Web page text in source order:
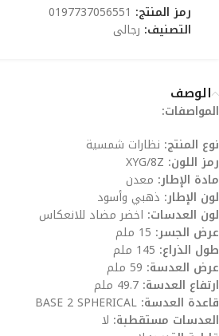
رمز المنتج: 0197737056551
التصنيف: رجالى
الوصف
المواصفات:
نوع المنتج: نظارات شمسية
رمز اللون:
مادة الإطار: معدن
لون الإطار: ذهبي وأسود
لون العدسات: اخضر مضاد للانعكاس
عرض الجسر:
طول الذراع:
عرض العدسة:
ارتفاع العدسة:
قاعدة العدسة:
العدسات مستقطبة: لا